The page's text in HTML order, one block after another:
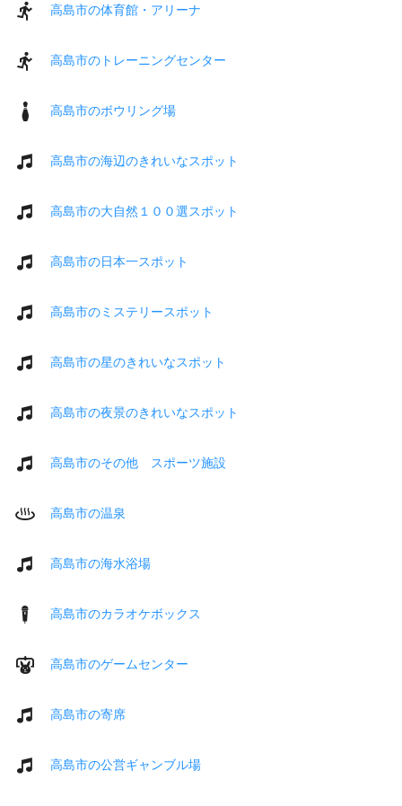
高島市の体育館・アリーナ
高島市のトレーニングセンター
高島市のボウリング場
高島市の海辺のきれいなスポット
高島市の大自然１００選スポット
高島市の日本一スポット
高島市のミステリースポット
高島市の星のきれいなスポット
高島市の夜景のきれいなスポット
高島市のその他 スポーツ施設
高島市の温泉
高島市の海水浴場
高島市のカラオケボックス
高島市のゲームセンター
高島市の寄席
高島市の公営ギャンブル場